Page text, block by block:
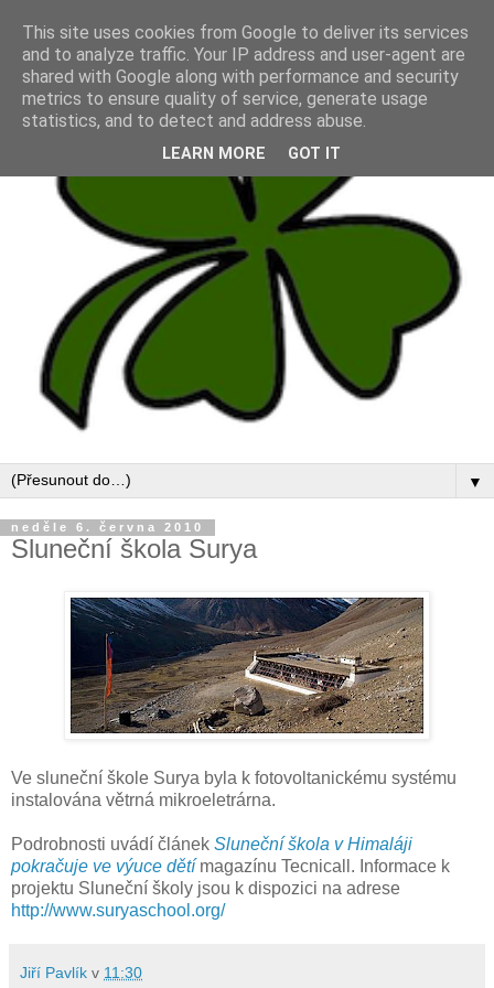
▼
neděle 6. června 2010
Sluneční škola Surya
Ve sluneční škole Surya byla k fotovoltanickému systému
instalována větrná mikroeletrárna.
Podrobnosti uvádí článek Sluneční škola v Himaláji
pokračuje ve výuce dětímagazínu Tecnicall. Informace k
projektu Sluneční školy jsou k dispozici na adrese
http://www.suryaschool.org/
Jiří Pavlík v 11:30
This site uses cookies from Google to deliver its services
and to analyze traffic. Your IP address and user-agent are
shared with Google along with performance and security
metrics to ensure quality of service, generate usage
statistics, and to detect and address abuse.
LEARN MORE GOT IT